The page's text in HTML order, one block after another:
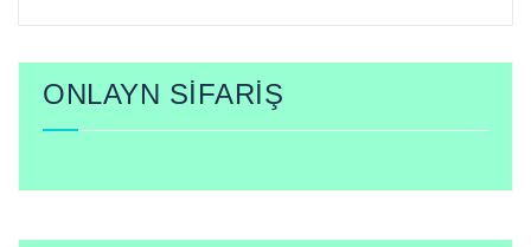
ONLAYN SİFARİŞ